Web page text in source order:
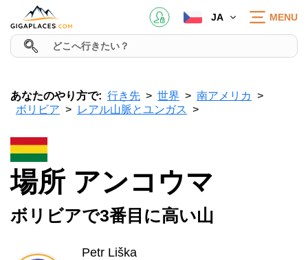
JA MENU
あなたのやり方で: 行き先 世界
南アメリカ
ボリビア
レアル山脈とユンガス
場所 アンコウマ
ボリビアで3番目に高い山
Petr Liška